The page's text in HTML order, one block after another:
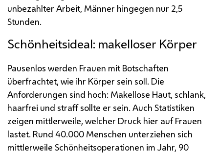
unbezahlter Arbeit, Männer hingegen nur 2,5
Stunden.
Schönheitsideal: makelloser Körper
Pausenlos werden Frauen mit Botschaften
überfrachtet, wie ihr Körper sein soll. Die
Anforderungen sind hoch: Makellose Haut, schlank,
haarfrei und straff sollte er sein. Auch Statistiken
zeigen mittlerweile, welcher Druck hier auf Frauen
lastet. Rund 40.000 Menschen unterziehen sich
mittlerweile Schönheitsoperationen im Jahr, 90